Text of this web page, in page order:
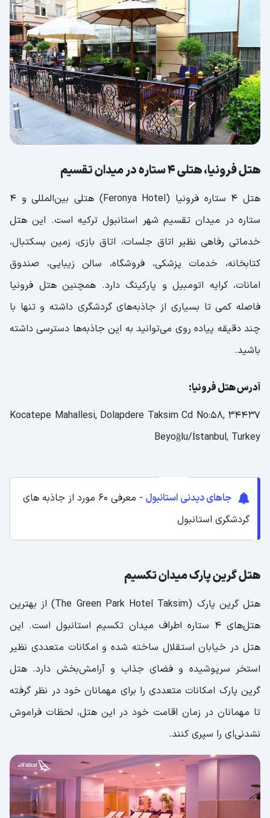
هتل فرونیا، هتلی 4 ستاره در میدان تقسیم
هتل 4 ستاره فرونیا (Feronya Hotel) هتلی بین‌المللی و 4
ستاره در میدان تقسیم شهر استانبول ترکیه است. این هتل
خدماتی رفاهی نظیر اتاق جلسات، اتاق بازی، زمین بسکتبال،
کتابخانه، خدمات پزشکی، فروشگاه، سالن زیبایی، صندوق
امانات، کرایه اتومبیل و پارکینگ دارد. همچنین هتل فرونیا
فاصله کمی تا بسیاری از جاذبه‌های گردشگری داشته و تنها با
چند دقیقه پیاده روی می‌توانید به این جاذبه‌ها دسترسی داشته
باشید.
آدرس هتل فرونیا:
Kocatepe Mahallesi, Dolapdere Taksim Cd No:58, 34437
Beyoğlu/İstanbul, Turkey
جاهای دیدنی استانبول
- معرفی 60 مورد از جاذبه های
گردشگری استانبول
هتل گرین پارک میدان تکسیم
هتل گرین پارک (The Green Park Hotel Taksim) از بهترین
هتل‌های 4 ستاره اطراف میدان تکسیم استانبول است. این
هتل در خیابان استقلال ساخته شده و امکانات متعددی نظیر
استخر سرپوشیده و فضای جذاب و آرامش‌بخش دارد. هتل
گرین پارک امکانات متعددی را برای مهمانان خود در نظر گرفته
تا مهمانان در زمان اقامت خود در این هتل، لحظات فراموش
نشدنی‌ای را سپری کنند.